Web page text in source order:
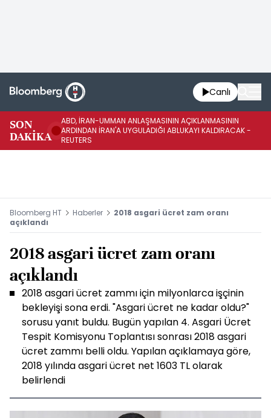
Canlı
SON
DAKİKA
ABD, İRAN-UMMAN ANLAŞMASININ AÇIKLANMASININ
ARDINDAN İRAN'A UYGULADIĞI ABLUKAYI KALDIRACAK -
REUTERS
Bloomberg HT Haberler
2018 asgari ücret zam oranı
açıklandı
2018 asgari ücret zam oranı
açıklandı
2018 asgari ücret zammı için milyonlarca işçinin
bekleyişi sona erdi. "Asgari ücret ne kadar oldu?"
sorusu yanıt buldu. Bugün yapılan 4. Asgari Ücret
Tespit Komisyonu Toplantısı sonrası 2018 asgari
ücret zammı belli oldu. Yapılan açıklamaya göre,
2018 yılında asgari ücret net 1603 TL olarak
belirlendi